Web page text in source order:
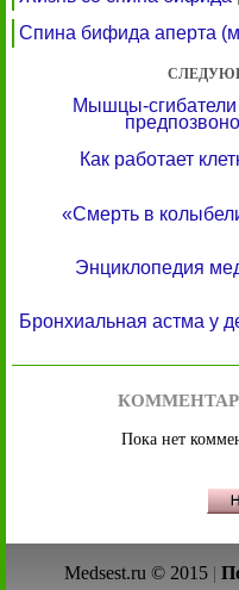
Спина бифида аперта
Мышцы-
Как работает
«Смерть в
Энциклопедия
Бронхиальная астма у
Пока нет
Medsest.ru © 2015 |